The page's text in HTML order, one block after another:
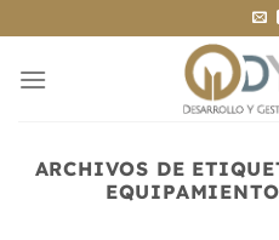
al
contenido
ARCHIVOS DE